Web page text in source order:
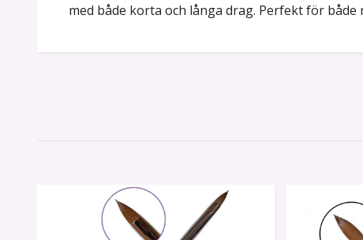
med både korta och långa drag. Perfekt för